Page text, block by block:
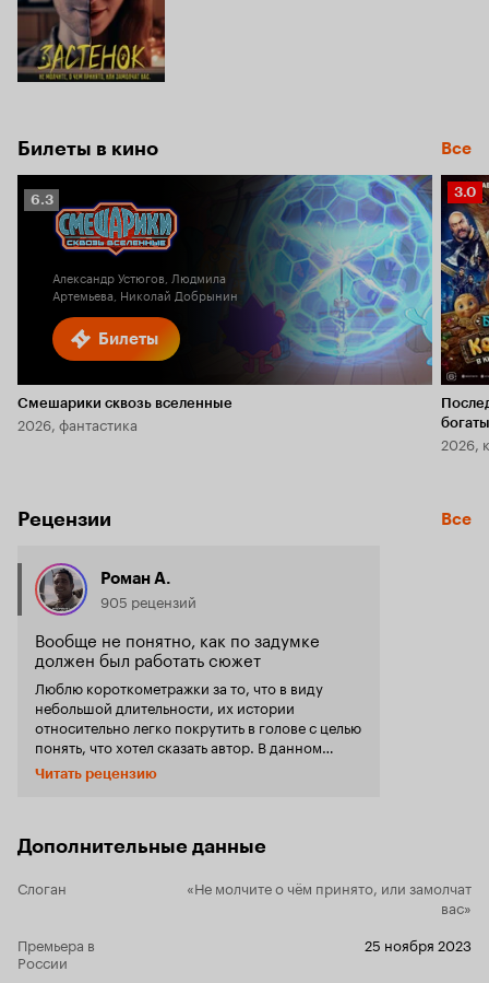
Билеты в кино Все
Билеты
Рейтинг
Кинопоиска
6.3
Александр Устюгов, Людмила
Артемьева, Николай Добрынин
Смешарики сквозь вселенные
2026, фантастика
3.0
3.0
2026,
Рецензии Все
Роман А.
905 рецензий
Вообще не понятно, как по задумке
должен был работать сюжет
Люблю короткометражки за то, что в виду
небольшой длительности, их истории
относительно легко покрутить в голове с целью
понять, что хотел сказать автор. В данном
случае начало, когда сосед приходит в
поисках собаки и шарит по квартире сильно
но делает это не менее неестественно.
Сознание просто отказывается принимать
такую логику развития событий. Если смотреть
буквально, то происходящее никак иначе как
автора же была какая-то задумка? Зритель же
без подсказок что-то же должен был считать?
Читать рецензию
Дополнительные данные
Слоган
«Не молчите о чём принято, или замолчат
вас»
Премьера в
России
25 ноября 2023